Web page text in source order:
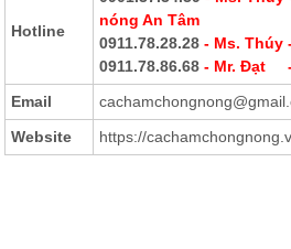
Hotline
nóng An Tâm
0911.78.28.28 - Ms. Thúy
0911.78.86.68 - Mr. Đạt -
Email
Website
https://